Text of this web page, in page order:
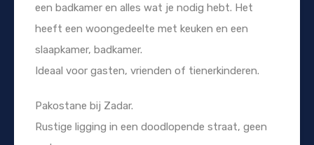
een badkamer en alles wat je nodig hebt. Het
heeft een woongedeelte met keuken en een
slaapkamer, badkamer.
Ideaal voor gasten, vrienden of tienerkinderen.
Pakostane bij Zadar.
Rustige ligging in een doodlopende straat, geen